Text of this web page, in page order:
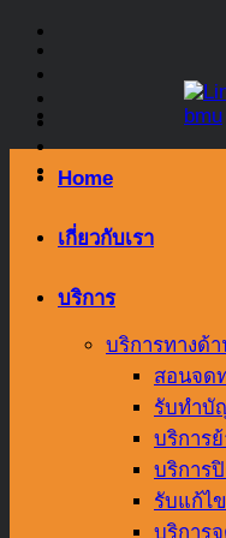
Skip
content
Home
เกี่ยวกับเรา
บริการ
บริการทางด้
สอนจด
รับทำบั
บริการ
บริการ
รับแก้ไ
บริการ